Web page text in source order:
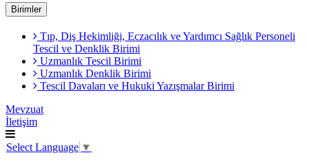
Birimler
Tıp, Diş Hekimliği, Eczacılık ve Yardımcı Sağlık Personeli
Tescil ve Denklik Birimi
Uzmanlık Tescil Birimi
Uzmanlık Denklik Birimi
Tescil Davaları ve Hukuki Yazışmalar Birimi
Mevzuat
İletişim
Select Language ▼